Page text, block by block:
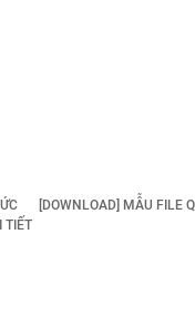
[DOWNLOAD] MẪU FILE
TIẾT